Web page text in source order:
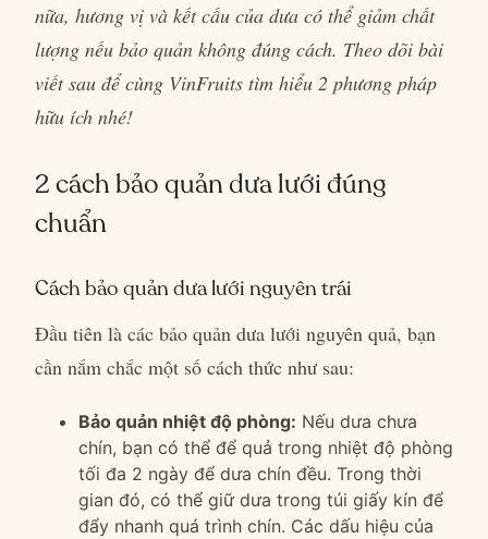
nữa, hương vị và kết cấu của dưa có thể giảm chất
lượng nếu bảo quản không đúng cách. Theo dõi bài
viết sau để cùng VinFruits tìm hiểu 2 phương pháp
hữu ích nhé!
2 cách bảo quản dưa lưới đúng
chuẩn
Cách bảo quản dưa lưới nguyên trái
Đầu tiên là các bảo quản dưa lưới nguyên quả, bạn
cần nắm chắc một số cách thức như sau:
Bảo quản nhiệt độ phòng: Nếu dưa chưa
chín, bạn có thể để quả trong nhiệt độ phòng
tối đa 2 ngày để dưa chín đều. Trong thời
gian đó, có thể giữ dưa trong túi giấy kín để
đẩy nhanh quá trình chín. Các dấu hiệu của